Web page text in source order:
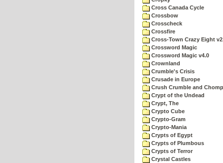
Cross Canada Cycle
Crossbow
Crosscheck
Crossfire
Cross-Town Crazy Eight
Crossword Magic
Crossword Magic v4.0
Crownland
Crumble's Crisis
Crusade in Europe
Crush Crumble and Chomp
Crypt of the Undead
Crypt, The
Crypto Cube
Crypto-Gram
Crypto-Mania
Crypts of Egypt
Crypts of Plumbous
Crypts of Terror
Crystal Castles